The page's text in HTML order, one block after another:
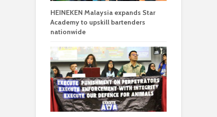
HEINEKEN Malaysia expands Star
Academy to upskill bartenders
nationwide